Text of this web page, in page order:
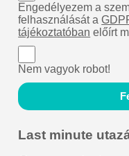
Engedélyezem a
felhasználását a
tájékoztatóban előírt
Nem vagyok robot!
Last minute